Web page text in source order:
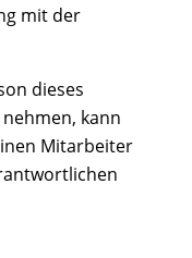
mit der
dieses
kann
Mitarbeiter